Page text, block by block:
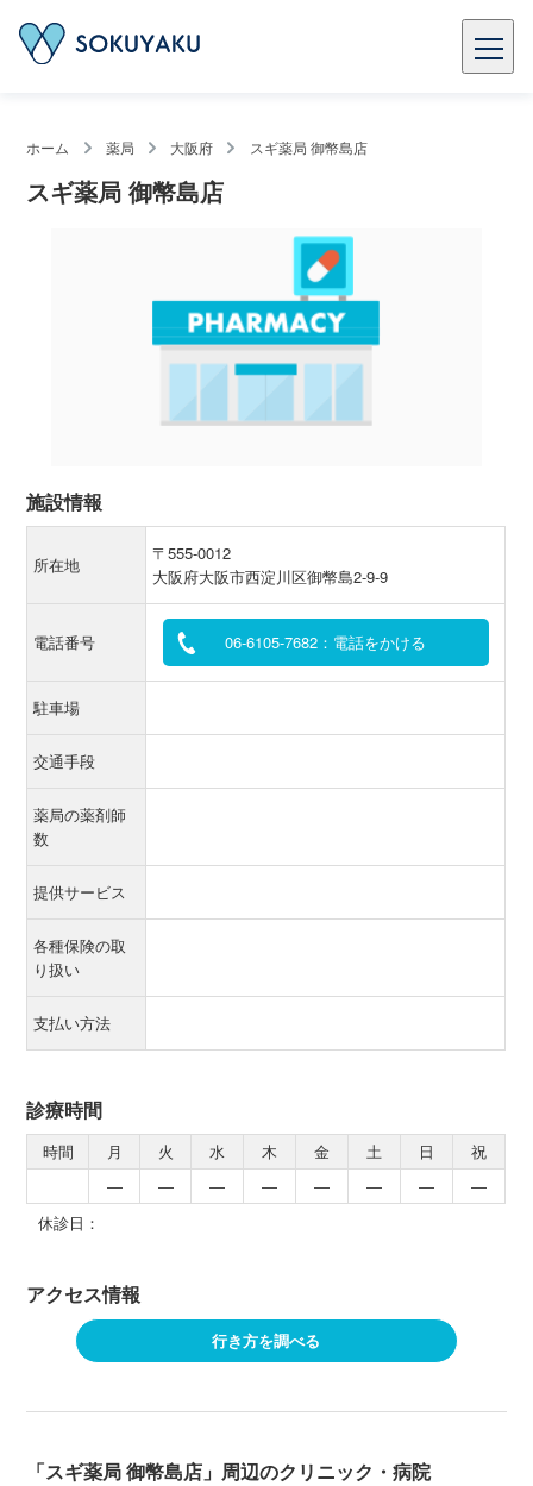
ホーム 薬局 大阪府 スギ薬局 御幣島店
スギ薬局 御幣島店
施設情報
所在地
〒555-0012
大阪府大阪市西淀川区御幣島2-9-9
電話番号 06-6105-7682：電話をかける
駐車場
交通手段
薬局の薬剤師
数
提供サービス
各種保険の取
り扱い
支払い方法
診療時間
時間 月 火 水 木 金 土 日
祝
―
― ― ― ― ― ―
―
休診日：
アクセス情報
行き方を調べる
「スギ薬局 御幣島店」周辺のクリニック・病院